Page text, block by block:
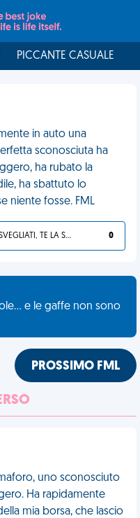
PICCANTE CASUALE
in auto una
sconosciuta ha
ha rubato la
ha sbattuto lo
niente fosse. FML
SVEGLIATI, TE LA SEI CERCATA! 0
e le gaffe non sono
PROSSIMO FML
uno sconosciuto
Ha rapidamente
mia borsa, che lascio